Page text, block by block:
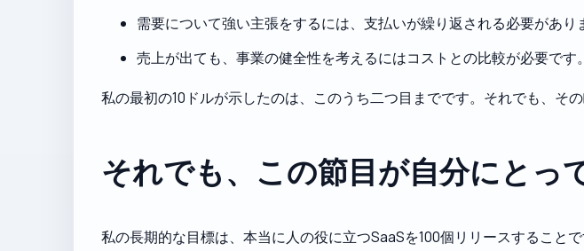
需要について強い主張をするには、支払いが繰り返される必要があり
売上が出ても、事業の健全性を考えるにはコストとの比較が必要です。
私の最初の10ドルが示したのは、このうち二つ目までです。それでも、そ
それでも、この節目が自分にとっ
私の長期的な目標は、本当に人の役に立つSaaSを100個リリースすること